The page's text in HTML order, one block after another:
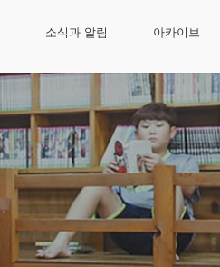
소식과 알림 아카이브